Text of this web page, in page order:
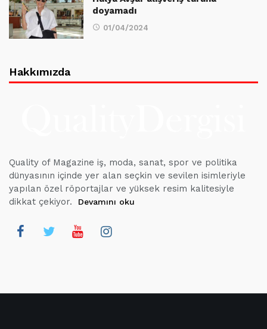
doyamadı
01/04/2024
Hakkımızda
Quality of Magazine iş, moda, sanat, spor ve politika
dünyasının içinde yer alan seçkin ve sevilen isimleriyle
yapılan özel röportajlar ve yüksek resim kalitesiyle
dikkat çekiyor.
Devamını oku